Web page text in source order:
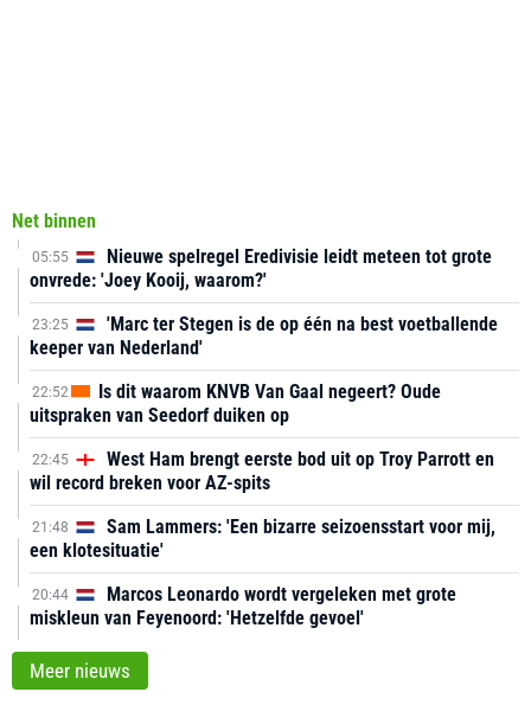
Net binnen
05:55
Nieuwe spelregel Eredivisie leidt meteen tot grote
onvrede: 'Joey Kooij, waarom?'
23:25
'Marc ter Stegen is de op één na best voetballende
keeper van Nederland'
22:52
Is dit waarom KNVB Van Gaal negeert? Oude
uitspraken van Seedorf duiken op
22:45
West Ham brengt eerste bod uit op Troy Parrott en
wil record breken voor AZ-spits
21:48
Sam Lammers: 'Een bizarre seizoensstart voor mij,
een klotesituatie'
20:44
Marcos Leonardo wordt vergeleken met grote
miskleun van Feyenoord: 'Hetzelfde gevoel'
Meer nieuws